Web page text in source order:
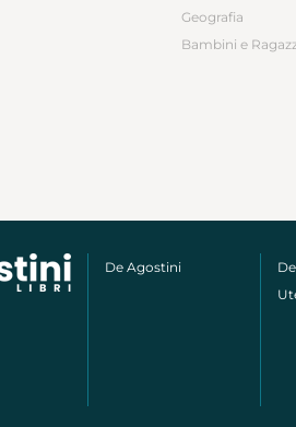
Geografia
Bambini e
De Agostini